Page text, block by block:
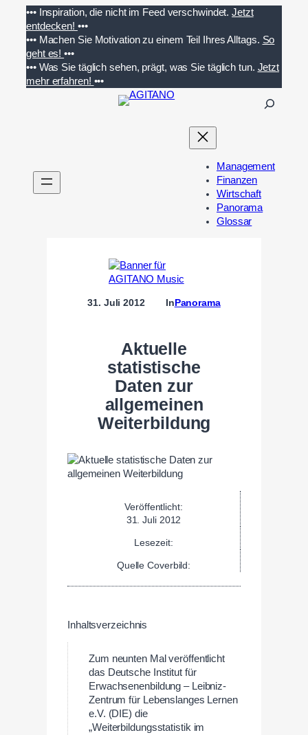
Inhalt
springen
••• Inspiration, die nicht im Feed verschwindet. Jetzt
entdecken! •••
••• Machen Sie Motivation zu einem Teil Ihres Alltags. So
geht es!•••
••• Was Sie täglich sehen, prägt, was Sie täglich tun. Jetzt
mehr erfahren! •••
n
Management
Finanzen
Wirtschaft
Panorama
Glossar
31. Juli 2012 InPanorama
Aktuelle
statistische
Daten zur
allgemeinen
Weiterbildung
Veröffentlicht:
31. Juli 2012
Lesezeit:
Quelle Coverbild:
Inhaltsverzeichnis
Zum neunten Mal veröffentlicht
das Deutsche Institut für
Erwachsenenbildung – Leibniz-
Zentrum für Lebenslanges Lernen
e.V. (DIE) die
„Weiterbildungsstatistik im